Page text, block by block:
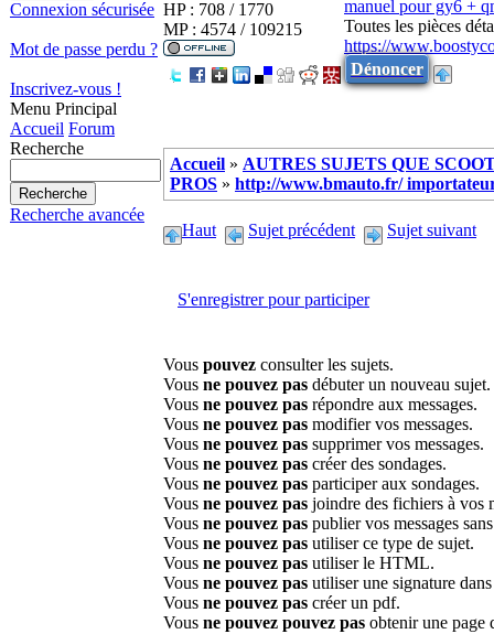
Connexion sécurisée
Mot de passe perdu ?
Inscrivez-vous !
Menu Principal
Accueil Forum
Recherche
Recherche avancée
HP : 708 / 1770
MP : 4574 / 109215
manuel pour gy6 +
Toutes les pièces
https://
Dénoncer
Accueil » AUTRES SUJETS QUE
PROS » http://www.bmauto.fr/
Haut Sujet précédent Sujet suivant
S'enregistrer pour participer
Vous pouvez consulter les sujets.
Vous ne pouvez pas débuter un nouveau sujet.
Vous ne pouvez pas répondre aux messages.
Vous ne pouvez pas modifier vos messages.
Vous ne pouvez pas supprimer vos messages.
Vous ne pouvez pas créer des sondages.
Vous ne pouvez pas participer aux sondages.
Vous ne pouvez pas joindre des fichiers à vos
Vous ne pouvez pas publier vos messages
Vous ne pouvez pas utiliser ce type de sujet.
Vous ne pouvez pas utiliser le HTML.
Vous ne pouvez pas utiliser une signature
Vous ne pouvez pas créer un pdf.
Vous ne pouvez pouvez pas obtenir une page